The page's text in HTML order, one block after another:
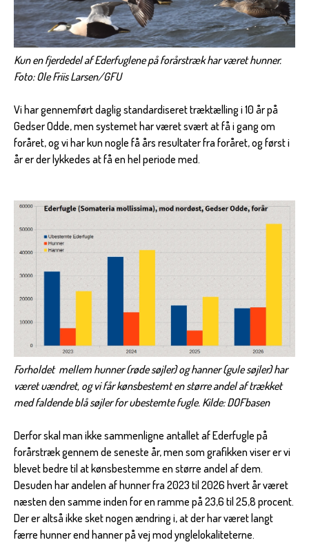
Kun en fjerdedel af Ederfuglene på forårstræk har været hunner.
Foto: Ole Friis Larsen/GFU
Vi har gennemført daglig standardiseret træktælling i 10 år på
Gedser Odde, men systemet har været svært at få i gang om
foråret, og vi har kun nogle få års resultater fra foråret, og først i
år er der lykkedes at få en hel periode med.
Forholdet mellem hunner (røde søjler) og hanner (gule søjler) har
været uændret, og vi får kønsbestemt en større andel af trækket
med faldende blå søjler for ubestemte fugle. Kilde: DOFbasen
Derfor skal man ikke sammenligne antallet af Ederfugle på
forårstræk gennem de seneste år, men som grafikken viser er vi
blevet bedre til at kønsbestemme en større andel af dem.
Desuden har andelen af hunner fra 2023 til 2026 hvert år været
næsten den samme inden for en ramme på 23,6 til 25,8 procent.
Der er altså ikke sket nogen ændring i, at der har været langt
færre hunner end hanner på vej mod ynglelokaliteterne.